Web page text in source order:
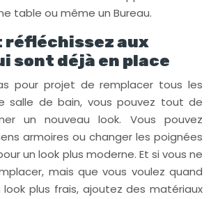
table ou même un Bureau.
réfléchissez aux
sont déjà en place
pour projet de remplacer tous les
salle de bain, vous pouvez tout de
un nouveau look. Vous pouvez
armoires ou changer les poignées
un look plus moderne. Et si vous ne
mais que vous voulez quand
plus frais, ajoutez des matériaux